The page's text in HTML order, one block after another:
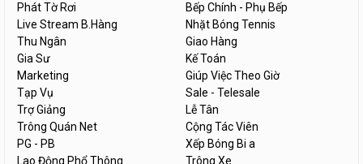
Phát Tờ Rơi
Bếp Chính - Phụ Bếp
Live Stream B.Hàng
Nhặt Bóng Tennis
Thu Ngân
Giao Hàng
Gia Sư
Kế Toán
Marketing
Giúp Việc Theo Giờ
Tạp Vụ
Sale - Telesale
Trợ Giảng
Lễ Tân
Trông Quán Net
Cộng Tác Viên
PG - PB
Xếp Bóng Bi a
Lao Động Phổ Thông
Trông Xe